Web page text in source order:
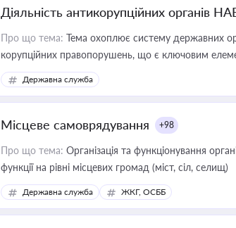
Діяльність антикорупційних органів
Про що тема: Тема охоплює систему державних
корупційних правопорушень, що є ключовим
та бізнесі
Державна служба
Місцеве самоврядування +98
Про що тема: Організація та функціонування
функції на рівні місцевих громад (міст, сіл, селищ)
Державна служба ЖКГ, ОСББ